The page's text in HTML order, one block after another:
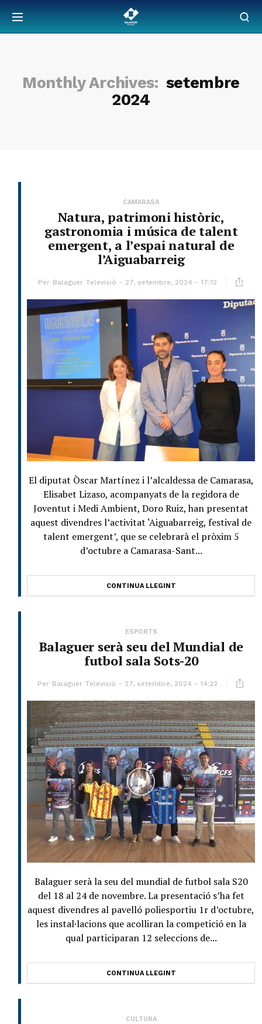
Monthly Archives: setembre
2024
CAMARASA
Natura, patrimoni històric,
gastronomia i música de talent
emergent, a l’espai natural de
l’Aiguabarreig
Per Balaguer Televisió 27, setembre, 2024 - 17:12
El diputat Òscar Martínez i l’alcaldessa de Camarasa,
Elisabet Lizaso, acompanyats de la regidora de
Joventut i Medi Ambient, Doro Ruiz, han presentat
aquest divendres l’activitat ‘Aiguabarreig, festival de
talent emergent’, que se celebrarà el pròxim 5
d’octubre a Camarasa-Sant...
CONTINUA LLEGINT
ESPORTS
Balaguer serà seu del Mundial de
futbol sala Sots-20
Per Balaguer Televisió 27, setembre, 2024 - 14:22
Balaguer serà la seu del mundial de futbol sala S20
del 18 al 24 de novembre. La presentació s’ha fet
aquest divendres al pavelló poliesportiu 1r d’octubre,
les instal·lacions que acolliran la competició en la
qual participaran 12 seleccions de...
CONTINUA LLEGINT
CULTURA